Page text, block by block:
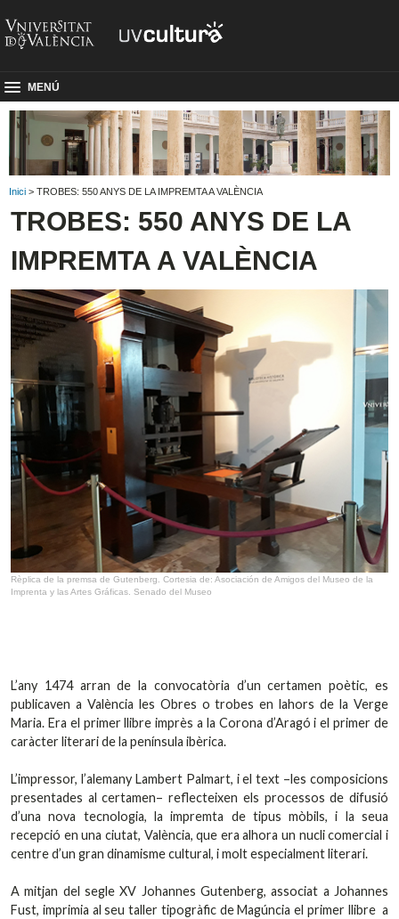
MENÚ
Inici > TROBES: 550 ANYS DE LA IMPREMTA A VALÈNCIA
TROBES: 550 ANYS DE LA
IMPREMTA A VALÈNCIA
Rèplica de la premsa de Gutenberg. Cortesia de: Asociación de Amigos del Museo de la
Imprenta y las Artes Gráficas. Senado del Museo
L’any 1474 arran de la convocatòria d’un certamen poètic, es
publicaven a València les Obres o trobes en lahors de la Verge
Maria. Era el primer llibre imprès a la Corona d’Aragó i el primer de
caràcter literari de la península ibèrica.
L’impressor, l’alemany Lambert Palmart, i el text –les composicions
presentades al certamen– reflecteixen els processos de difusió
d’una nova tecnologia, la impremta de tipus mòbils, i la seua
recepció en una ciutat, València, que era alhora un nucli comercial i
centre d’un gran dinamisme cultural, i molt especialment literari.
A mitjan del segle XV Johannes Gutenberg, associat a Johannes
Fust, imprimia al seu taller tipogràfic de Magúncia el primer llibre a